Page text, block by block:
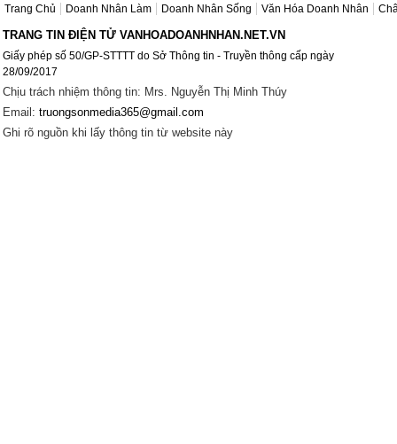
Trang Chủ Doanh Nhân Làm Doanh Nhân Sống Văn Hóa Doanh Nhân
TRANG TIN ĐIỆN TỬ VANHOADOANHNHAN.NET.VN
Giấy phép số 50/GP-STTTT do Sở Thông tin - Truyền thông cấp ngày
28/09/2017
Chịu trách nhiệm thông tin: Mrs. Nguyễn Thị Minh Thúy
Email: truongsonmedia365@gmail.com
Ghi rõ nguồn khi lấy thông tin từ website này